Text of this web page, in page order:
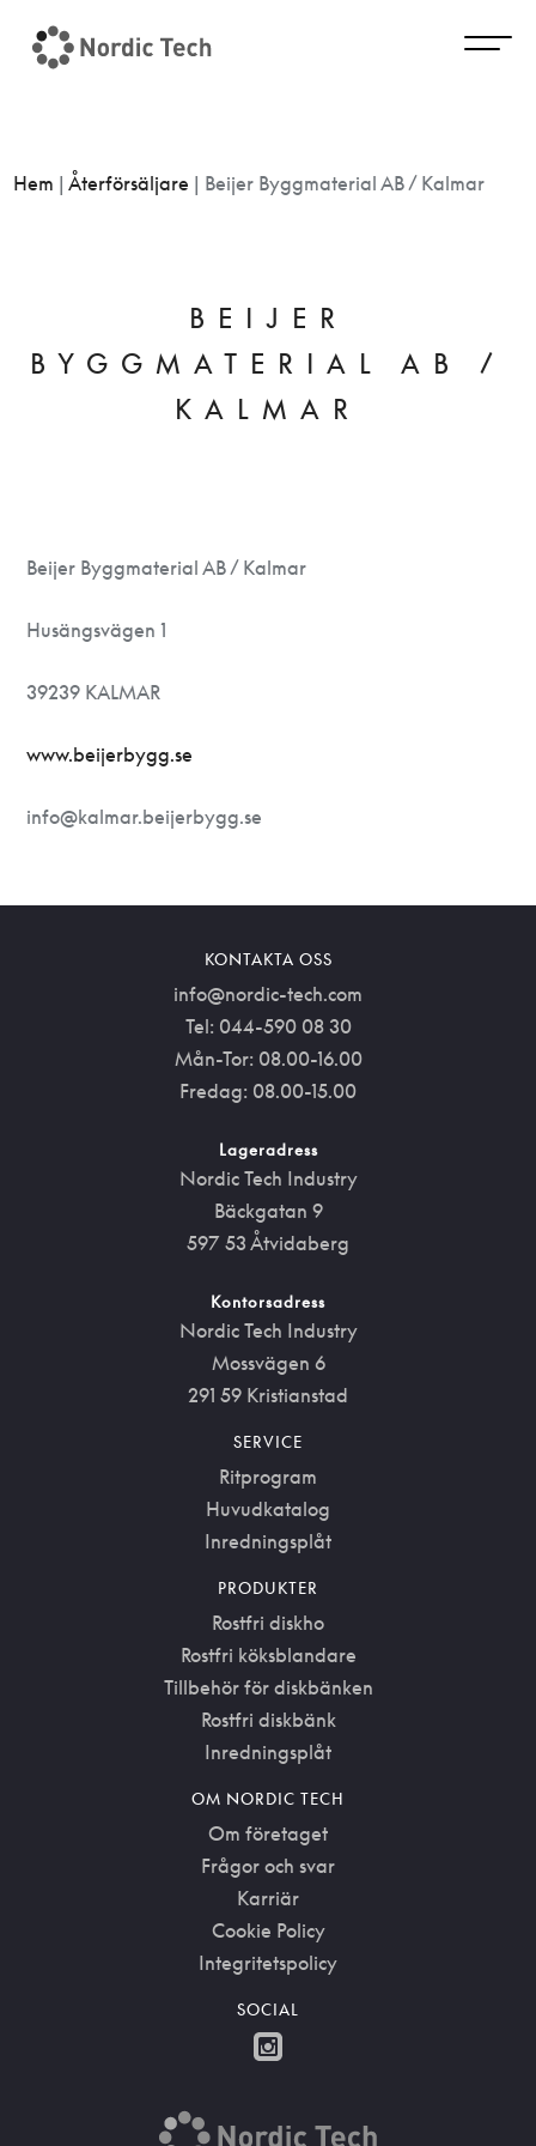
Hem |Återförsäljare | Beijer Byggmaterial AB / Kalmar
BEIJER
BYGGMATERIAL AB /
KALMAR
Beijer Byggmaterial AB / Kalmar
Husängsvägen 1
39239 KALMAR
www.beijerbygg.se
info@kalmar.beijerbygg.se
KONTAKTA OSS
info@nordic-tech.com
Tel: 044-590 08 30
Mån-Tor: 08.00-16.00
Fredag: 08.00-15.00
Lageradress
Nordic Tech Industry
Bäckgatan 9
597 53 Åtvidaberg
Kontorsadress
Nordic Tech Industry
Mossvägen 6
291 59 Kristianstad
SERVICE
Ritprogram
Huvudkatalog
Inredningsplåt
PRODUKTER
Rostfri diskho
Rostfri köksblandare
Tillbehör för diskbänken
Rostfri diskbänk
Inredningsplåt
OM NORDIC TECH
Om företaget
Frågor och svar
Karriär
Cookie Policy
Integritetspolicy
SOCIAL